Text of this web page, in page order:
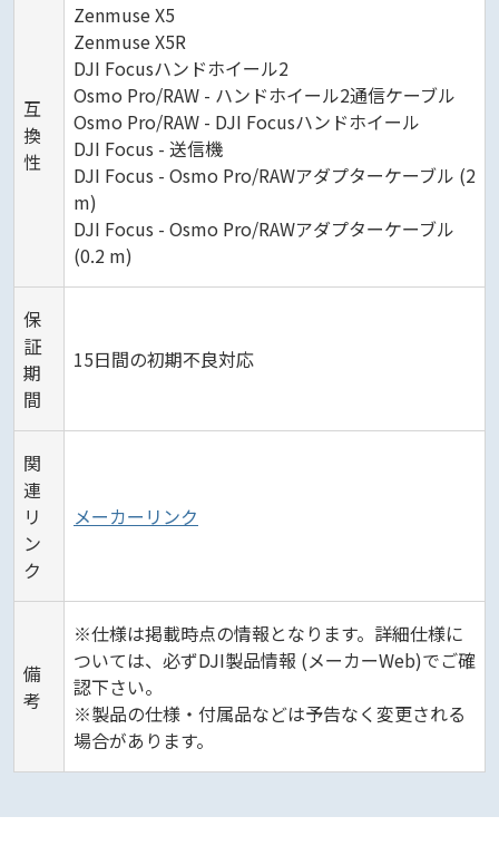
互
換
性
Zenmuse X5
Zenmuse X5R
DJI Focusハンドホイール2
Osmo Pro/RAW - ハンドホイール2通信ケーブル
Osmo Pro/RAW - DJI Focusハンドホイール
DJI Focus - 送信機
DJI Focus - Osmo Pro/RAWアダプターケーブル (2
m)
DJI Focus - Osmo Pro/RAWアダプターケーブル
(0.2 m)
保
証
期
間
15日間の初期不良対応
関
連
リ
ン
ク
メーカーリンク
備
考
※仕様は掲載時点の情報となります。詳細仕様に
ついては、必ずDJI製品情報 (メーカーWeb)でご確
認下さい。
※製品の仕様・付属品などは予告なく変更される
場合があります。